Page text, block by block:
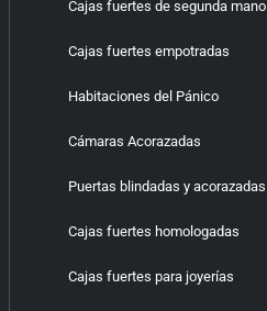
Cajas fuertes de segunda mano
Cajas fuertes empotradas
Habitaciones del Pánico
Cámaras Acorazadas
Puertas blindadas y acorazadas
Cajas fuertes homologadas
Cajas fuertes para joyerías